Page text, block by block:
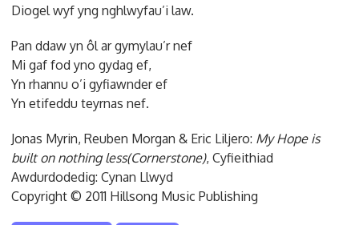
Diogel wyf yng nghlwyfau’i law.
Pan ddaw yn ôl ar gymylau’r nef
Mi gaf fod yno gydag ef,
Yn rhannu o’i gyfiawnder ef
Yn etifeddu teyrnas nef.
Jonas Myrin, Reuben Morgan & Eric Liljero: My Hope is
built on nothing less(Cornerstone), Cyfieithiad
Awdurdodedig: Cynan Llwyd
Copyright © 2011 Hillsong Music Publishing